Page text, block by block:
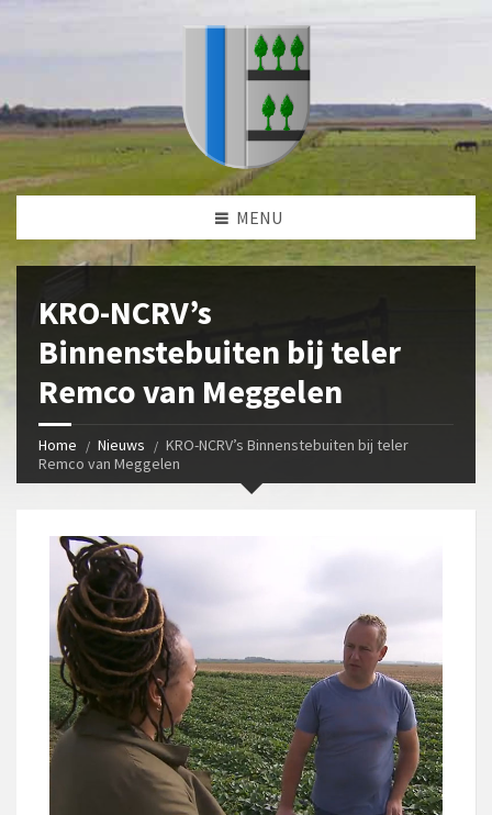
MENU
KRO-NCRV’s
Binnenstebuiten bij teler
Remco van Meggelen
Home Nieuws
KRO-NCRV’s Binnenstebuiten bij teler
Remco van Meggelen